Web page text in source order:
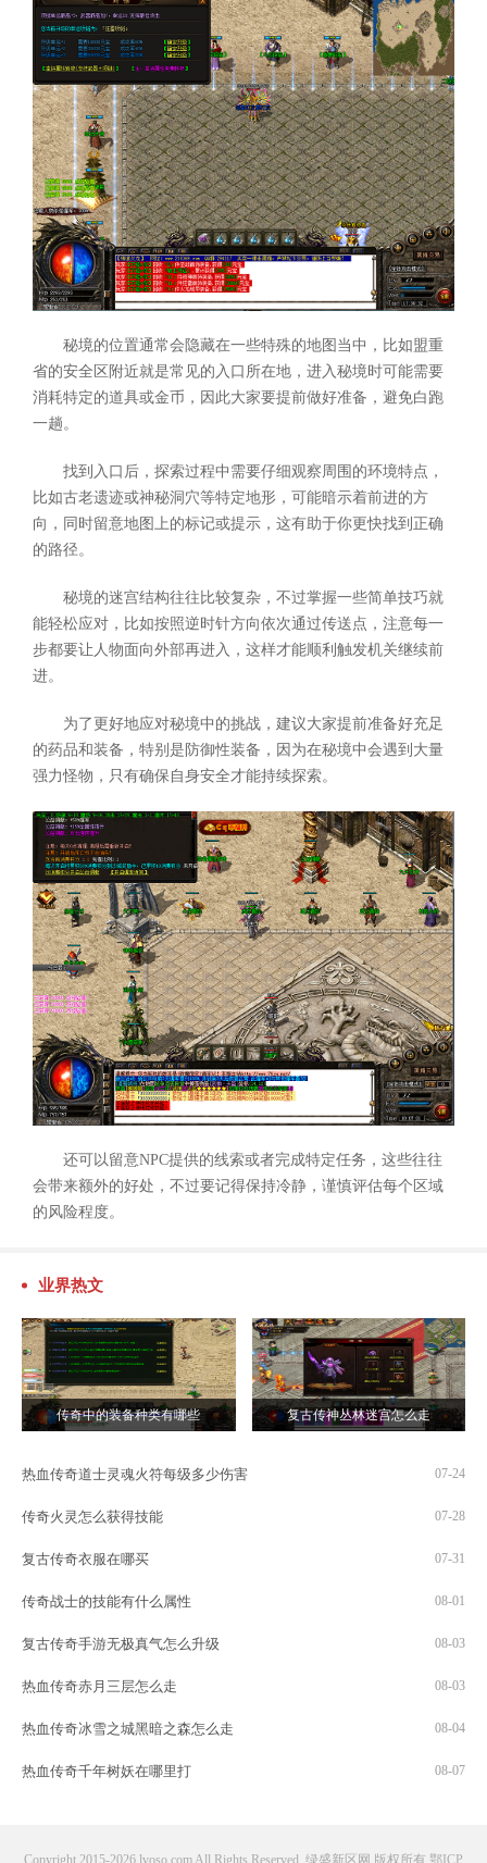
秘境的位置通常会隐藏在一些特殊的地图当中，比如盟重
省的安全区附近就是常见的入口所在地，进入秘境时可能需要
消耗特定的道具或金币，因此大家要提前做好准备，避免白跑
一趟。
找到入口后，探索过程中需要仔细观察周围的环境特点，
比如古老遗迹或神秘洞穴等特定地形，可能暗示着前进的方
向，同时留意地图上的标记或提示，这有助于你更快找到正确
的路径。
秘境的迷宫结构往往比较复杂，不过掌握一些简单技巧就
能轻松应对，比如按照逆时针方向依次通过传送点，注意每一
步都要让人物面向外部再进入，这样才能顺利触发机关继续前
进。
为了更好地应对秘境中的挑战，建议大家提前准备好充足
的药品和装备，特别是防御性装备，因为在秘境中会遇到大量
强力怪物，只有确保自身安全才能持续探索。
还可以留意NPC提供的线索或者完成特定任务，这些往往
会带来额外的好处，不过要记得保持冷静，谨慎评估每个区域
的风险程度。
业界热文
传奇中的装备种类有哪些 复古传神丛林迷宫怎么走
热血传奇道士灵魂火符每级多少伤害 07-24
传奇火灵怎么获得技能 07-28
复古传奇衣服在哪买 07-31
传奇战士的技能有什么属性 08-01
复古传奇手游无极真气怎么升级 08-03
热血传奇赤月三层怎么走 08-03
热血传奇冰雪之城黑暗之森怎么走 08-04
热血传奇千年树妖在哪里打 08-07